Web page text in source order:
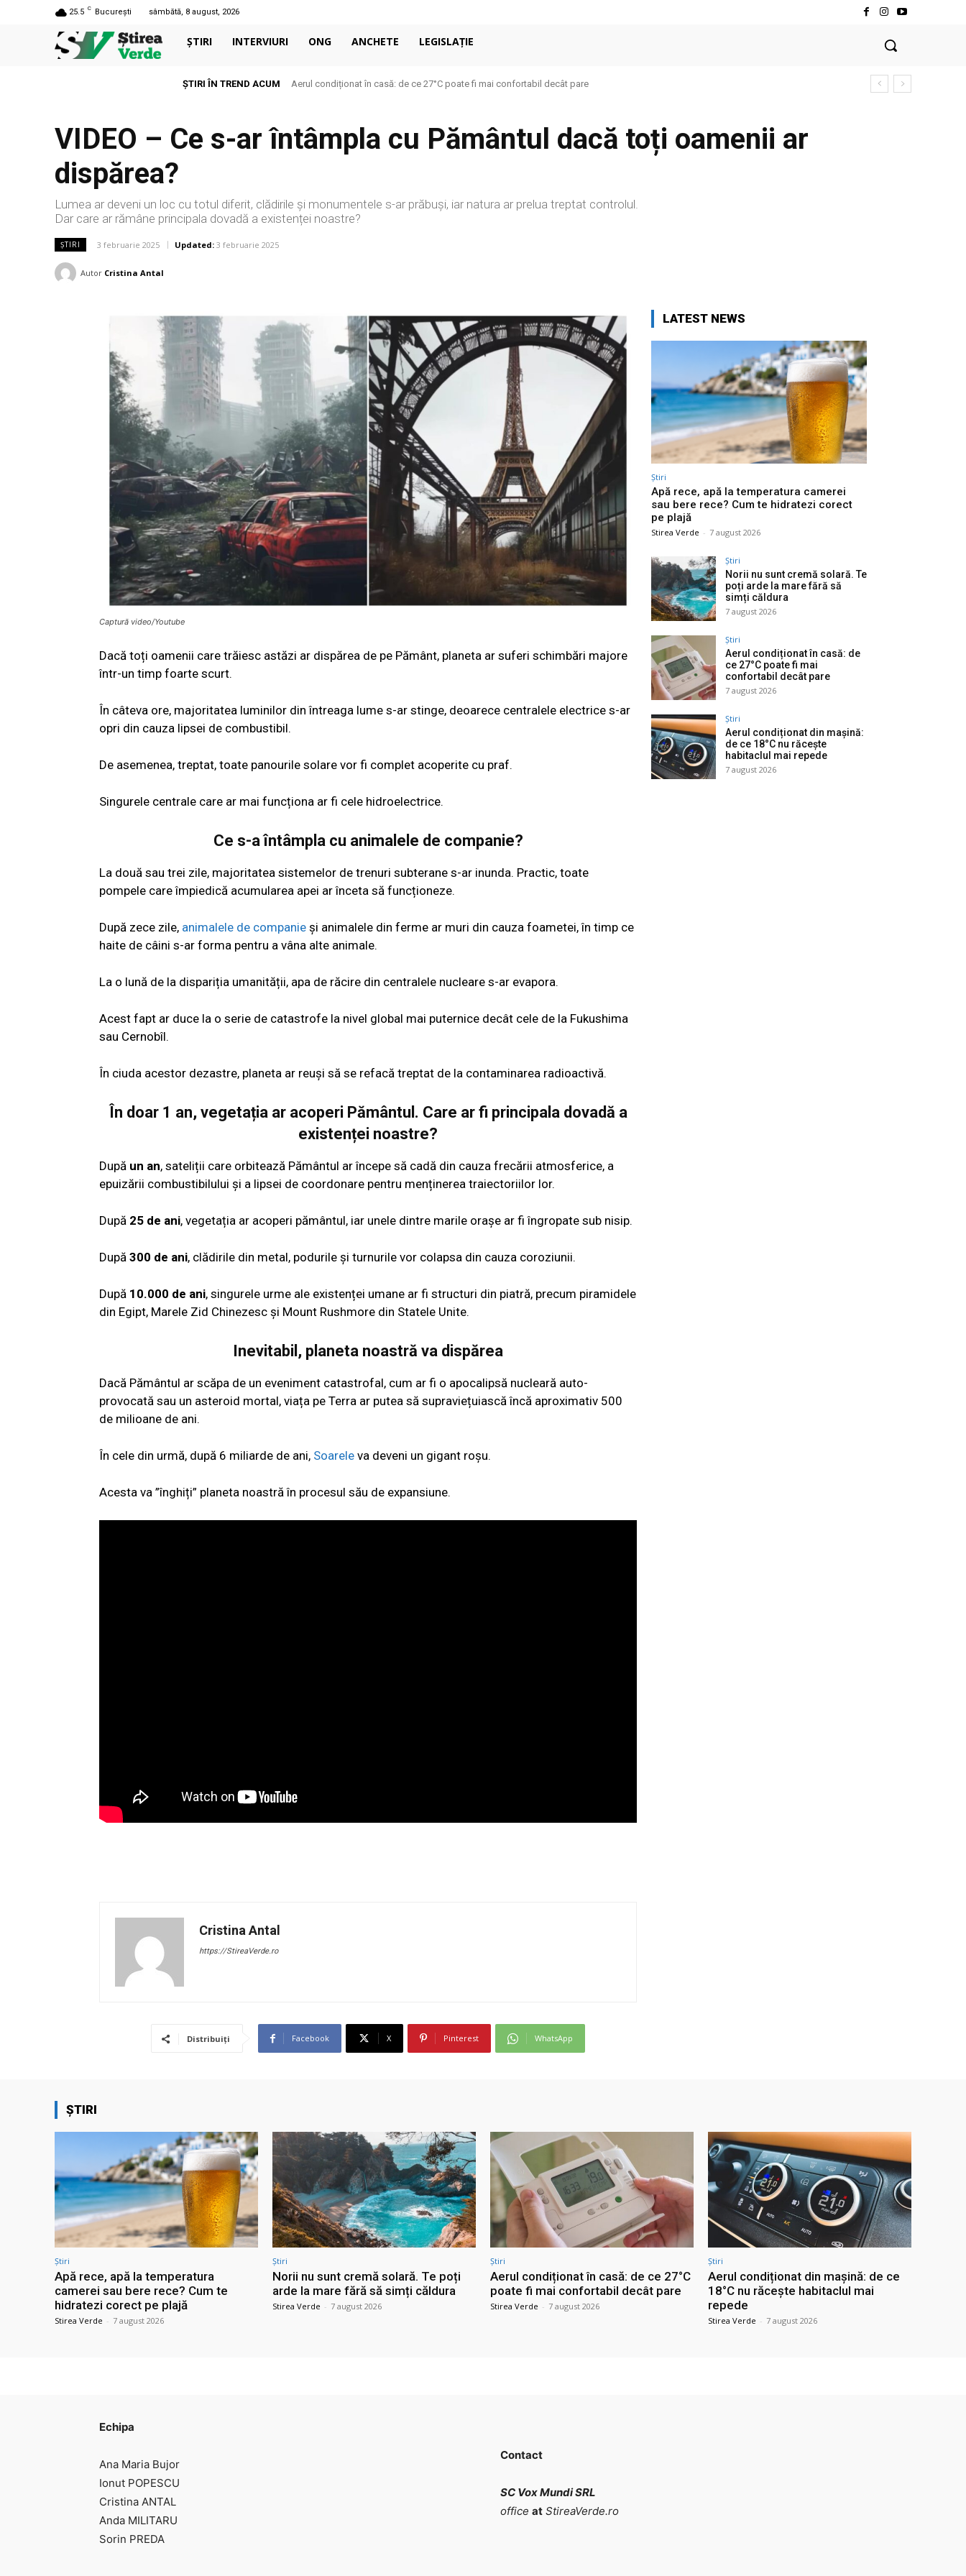
25.5 C București sâmbătă, 8 august, 2026
ȘTIRI INTERVIURI ONG ANCHETE LEGISLAȚIE
ȘTIRI ÎN TREND ACUM Aerul condiționat în casă: de ce 27°C poate fi mai confortabil decât pare
VIDEO – Ce s-ar întâmpla cu Pământul dacă toți oamenii ar
dispărea?
Lumea ar deveni un loc cu totul diferit, clădirile și monumentele s-ar prăbuși, iar natura ar prelua treptat controlul.
Dar care ar rămâne principala dovadă a existenței noastre?
ȘTIRI 3 februarie 2025 Updated: 3 februarie 2025
Autor Cristina Antal
Captură video/Youtube
Dacă toți oamenii care trăiesc astăzi ar dispărea de pe Pământ, planeta ar suferi schimbări majore
într-un timp foarte scurt.
În câteva ore, majoritatea luminilor din întreaga lume s-ar stinge, deoarece centralele electrice s-ar
opri din cauza lipsei de combustibil.
De asemenea, treptat, toate panourile solare vor fi complet acoperite cu praf.
Singurele centrale care ar mai funcționa ar fi cele hidroelectrice.
Ce s-a întâmpla cu animalele de companie?
La două sau trei zile, majoritatea sistemelor de trenuri subterane s-ar inunda. Practic, toate
pompele care împiedică acumularea apei ar înceta să funcționeze.
După zece zile, animalele de companie și animalele din ferme ar muri din cauza foametei, în timp ce
haite de câini s-ar forma pentru a vâna alte animale.
La o lună de la dispariția umanității, apa de răcire din centralele nucleare s-ar evapora.
Acest fapt ar duce la o serie de catastrofe la nivel global mai puternice decât cele de la Fukushima
sau Cernobîl.
În ciuda acestor dezastre, planeta ar reuși să se refacă treptat de la contaminarea radioactivă.
În doar 1 an, vegetația ar acoperi Pământul. Care ar fi principala dovadă a
existenței noastre?
După un an, sateliții care orbitează Pământul ar începe să cadă din cauza frecării atmosferice, a
epuizării combustibilului și a lipsei de coordonare pentru menținerea traiectoriilor lor.
După 25 de ani, vegetația ar acoperi pământul, iar unele dintre marile orașe ar fi îngropate sub nisip.
După 300 de ani, clădirile din metal, podurile și turnurile vor colapsa din cauza coroziunii.
După 10.000 de ani, singurele urme ale existenței umane ar fi structuri din piatră, precum piramidele
din Egipt, Marele Zid Chinezesc și Mount Rushmore din Statele Unite.
Inevitabil, planeta noastră va dispărea
Dacă Pământul ar scăpa de un eveniment catastrofal, cum ar fi o apocalipsă nucleară auto-
provocată sau un asteroid mortal, viața pe Terra ar putea să supraviețuiască încă aproximativ 500
de milioane de ani.
În cele din urmă, după 6 miliarde de ani, Soarele va deveni un gigant roșu.
Acesta va ”înghiți” planeta noastră în procesul său de expansiune.
Cristina Antal
https://StireaVerde.ro
Distribuiți Facebook X Pinterest WhatsApp
LATEST NEWS
Știri
Apă rece, apă la temperatura camerei
sau bere rece? Cum te hidratezi corect
pe plajă
Stirea Verde - 7 august 2026
Știri
Norii nu sunt cremă solară. Te
poți arde la mare fără să
simți căldura
7 august 2026
Știri
Aerul condiționat în casă: de
ce 27°C poate fi mai
confortabil decât pare
7 august 2026
Știri
Aerul condiționat din mașină:
de ce 18°C nu răcește
habitaclul mai repede
7 august 2026
ȘTIRI
Știri
Apă rece, apă la temperatura
camerei sau bere rece? Cum te
hidratezi corect pe plajă
Stirea Verde - 7 august 2026
Știri
Norii nu sunt cremă solară. Te poți
arde la mare fără să simți căldura
Stirea Verde - 7 august 2026
Știri
Aerul condiționat în casă: de ce 27°C
poate fi mai confortabil decât pare
Stirea Verde - 7 august 2026
Știri
Aerul condiționat din mașină: de ce
18°C nu răcește habitaclul mai
repede
Stirea Verde - 7 august 2026
Echipa
Ana Maria Bujor
Ionut POPESCU
Cristina ANTAL
Anda MILITARU
Sorin PREDA
Contact
SC Vox Mundi SRL
office at StireaVerde.ro